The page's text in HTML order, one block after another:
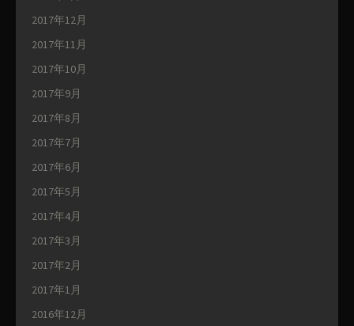
2017年12月
2017年11月
2017年10月
2017年9月
2017年8月
2017年7月
2017年6月
2017年5月
2017年4月
2017年3月
2017年2月
2017年1月
2016年12月